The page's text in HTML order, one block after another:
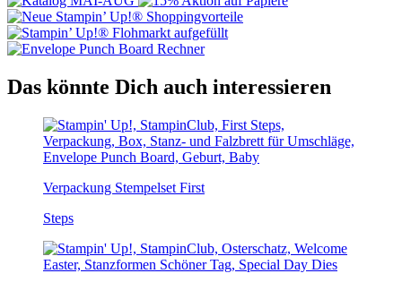
Das könnte Dich auch interessieren
Verpackung Stempelset First
Steps